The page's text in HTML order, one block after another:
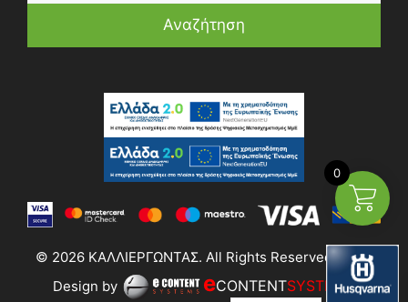
Αναζήτηση
© 2026 ΚΑΛΛΙΕΡΓΩΝΤΑΣ. All Rights Reserved | Web
Design by
eCONTENTSYSTEMS
0